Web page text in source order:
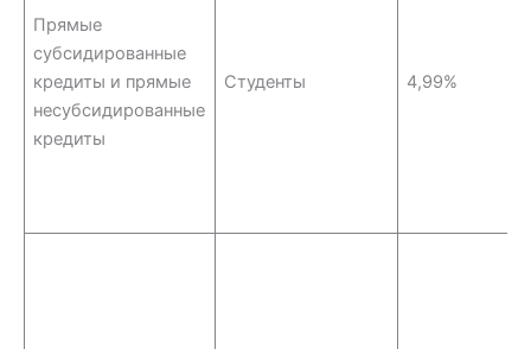
Прямые
субсидированные
кредиты и прямые
несубсидированные
кредиты
Студенты 4,99%